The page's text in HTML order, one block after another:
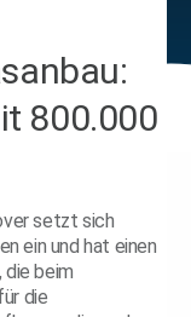
800.000
setzt sich
ein und hat einen
beim
die